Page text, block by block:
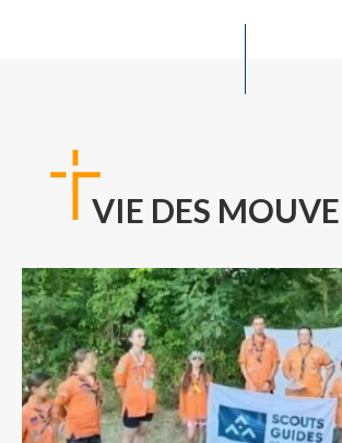
VIE DES